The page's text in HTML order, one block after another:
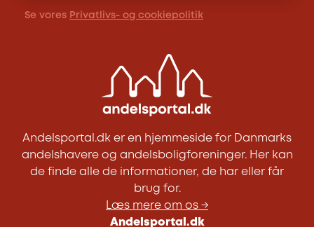
Se vores Privatlivs- og cookiepolitik
Andelsportal.dk er en hjemmeside for Danmarks
andelshavere og andelsboligforeninger. Her kan
de finde alle de informationer, de har eller får
brug for.
Læs mere om os →
Andelsportal.dk